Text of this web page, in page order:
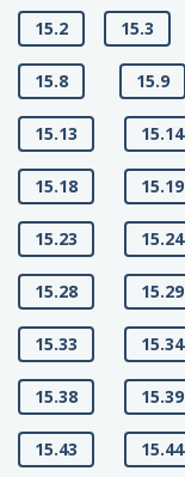
15.2 15.3
15.8 15.9
15.13 15.14
15.18 15.19
15.23 15.24
15.28 15.29
15.33 15.34
15.38 15.39
15.43 15.44